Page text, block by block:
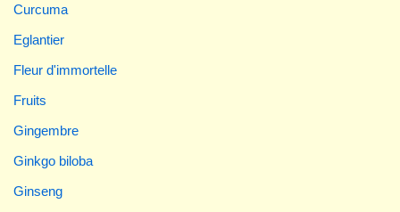
Curcuma
Eglantier
Fleur d'immortelle
Fruits
Gingembre
Ginkgo biloba
Ginseng